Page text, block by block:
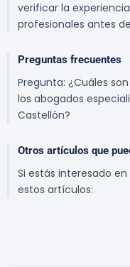
verificar la
profesionales antes
Preguntas frecuentes
Pregunta: ¿Cuáles
los abogados
Castellón?
Otros artículos que
Si estás interesado
estos artículos: